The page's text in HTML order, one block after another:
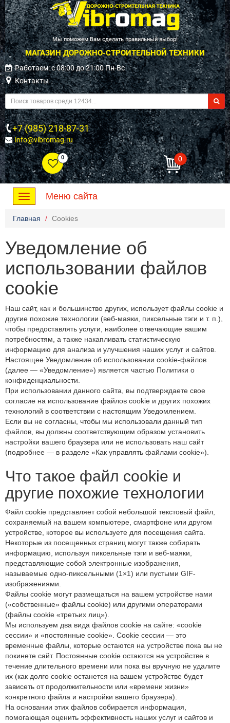
Мы поможем Вам сделать правильный выбор!
МАГАЗИН ДОРОЖНО-СТРОИТЕЛЬНОЙ ТЕХНИКИ
Работаем: c 08:00 до 21:00 Пн-Вс
Контакты
+7 (985) 218-87-31
info@vibromag.ru
0 0
Toggle
navigation
Меню сайта
Главная Cookies
Уведомление об
использовании файлов
cookie
Наш сайт, как и большинство других, использует файлы cookie и
другие похожие технологии (веб-маяки, пиксельные тэги и т. п.),
чтобы предоставлять услуги, наиболее отвечающие вашим
потребностям, а также накапливать статистическую
информацию для анализа и улучшения наших услуг и сайтов.
Настоящее Уведомление об использовании cookie-файлов
(далее — «Уведомление») является частью Политики о
конфиденциальности.
При использовании данного сайта, вы подтверждаете свое
согласие на использование файлов cookie и других похожих
технологий в соответствии с настоящим Уведомлением.
Если вы не согласны, чтобы мы использовали данный тип
файлов, вы должны соответствующим образом установить
настройки вашего браузера или не использовать наш сайт
(подробнее — в разделе «Как управлять файлами cookie»).
Что такое файл cookie и
другие похожие технологии
Файл cookie представляет собой небольшой текстовый файл,
сохраняемый на вашем компьютере, смартфоне или другом
устройстве, которое вы используете для посещения сайта.
Некоторые из посещенных страниц могут также собирать
информацию, используя пиксельные тэги и веб-маяки,
представляющие собой электронные изображения,
называемые одно-пиксельными (1×1) или пустыми GIF-
изображениями.
Файлы cookie могут размещаться на вашем устройстве нами
(«собственные» файлы cookie) или другими операторами
(файлы cookie «третьих лиц»).
Мы используем два вида файлов cookie на сайте: «cookie
сессии» и «постоянные cookie». Cookie сессии — это
временные файлы, которые остаются на устройстве пока вы не
покинете сайт. Постоянные cookie остаются на устройстве в
течение длительного времени или пока вы вручную не удалите
их (как долго cookie останется на вашем устройстве будет
зависеть от продолжительности или «времени жизни»
конкретного файла и настройки вашего браузера).
На основании этих файлов собирается информация,
помогающая оценить эффективность наших услуг и сайтов и